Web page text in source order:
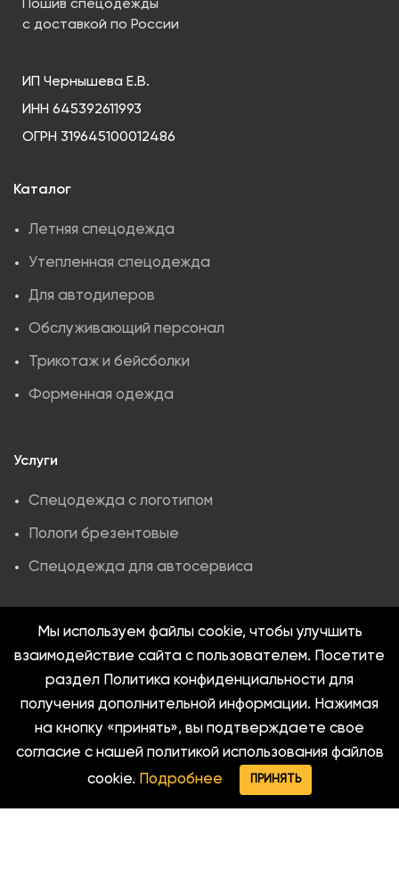
Пошив спецодежды
с доставкой по России
ИП Чернышева Е.В.
ИНН 645392611993
ОГРН 319645100012486
Каталог
Летняя спецодежда
Утепленная спецодежда
Для автодилеров
Обслуживающий персонал
Трикотаж и бейсболки
Форменная одежда
Услуги
Спецодежда с логотипом
Пологи брезентовые
Спецодежда для автосервиса
Клиентам
О компании
Как заказать
Оплата и доставка
Полезная информация
Контакты
Telegram
Мы используем файлы cookie, чтобы улучшить
взаимодействие сайта с пользователем. Посетите
раздел Политика конфиденциальности для
получения дополнительной информации. Нажимая
на кнопку «принять», вы подтверждаете свое
согласие с нашей политикой использования файлов
cookie. Подробнее ПРИНЯТЬ